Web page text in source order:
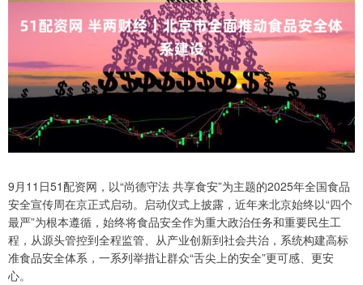
9月11日51配资网，以“尚德守法 共享食安”为主题的2025年全国食品
安全宣传周在京正式启动。启动仪式上披露，近年来北京始终以“四个
最严”为根本遵循，始终将食品安全作为重大政治任务和重要民生工
程，从源头管控到全程监管、从产业创新到社会共治，系统构建高标
准食品安全体系，一系列举措让群众“舌尖上的安全”更可感、更安
心。